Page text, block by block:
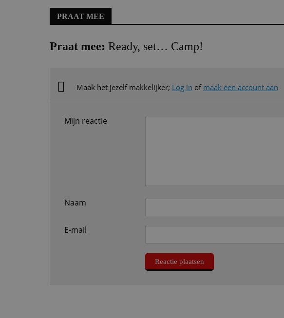
PRAAT MEE
Praat mee: Ready, set… Camp!
Maak het jezelf makkelijker; Log in of maak een account aan
Mijn reactie
Naam
E-mail